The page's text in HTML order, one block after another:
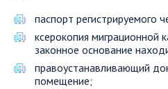
паспорт регистрируемого
ксерокопия миграционной
законное основание
правоустанавливающий
помещение;